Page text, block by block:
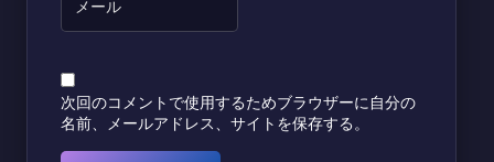
次回のコメントで使用するためブラウザーに自分の
名前、メールアドレス、サイトを保存する。